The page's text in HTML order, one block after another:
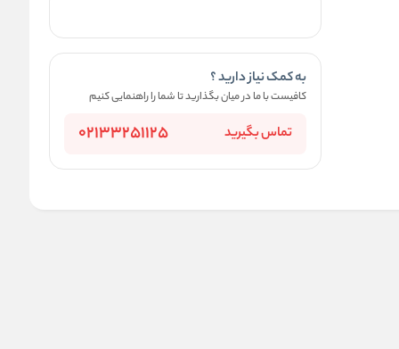
به کمک نیاز دارید ؟
کافیست با ما در میان بگذارید تا شما را راهنمایی کنیم
تماس بگیرید 02133251125